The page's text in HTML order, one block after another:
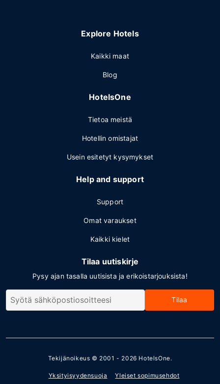
Explore Hotels
Kaikki maat
Blog
HotelsOne
Tietoa meistä
Hotellin omistajat
Usein esitetyt kysymykset
Help and support
Support
Omat varaukset
Kaikki kielet
Tilaa uutiskirje
Pysy ajan tasalla uutisista ja erikoistarjouksista!
Tilaa
Tekijänoikeus © 2001 - 2026 HotelsOne.
Yksityisyydensuoja Yleiset sopimusehdot